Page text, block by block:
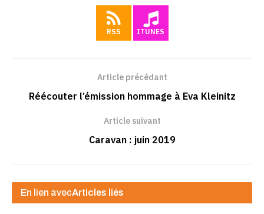
RSS ITUNES
Article précédant
Réécouter l’émission hommage à Eva Kleinitz
Article suivant
Caravan : juin 2019
En lien avecArticles liés